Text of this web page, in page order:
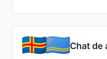
Chat de